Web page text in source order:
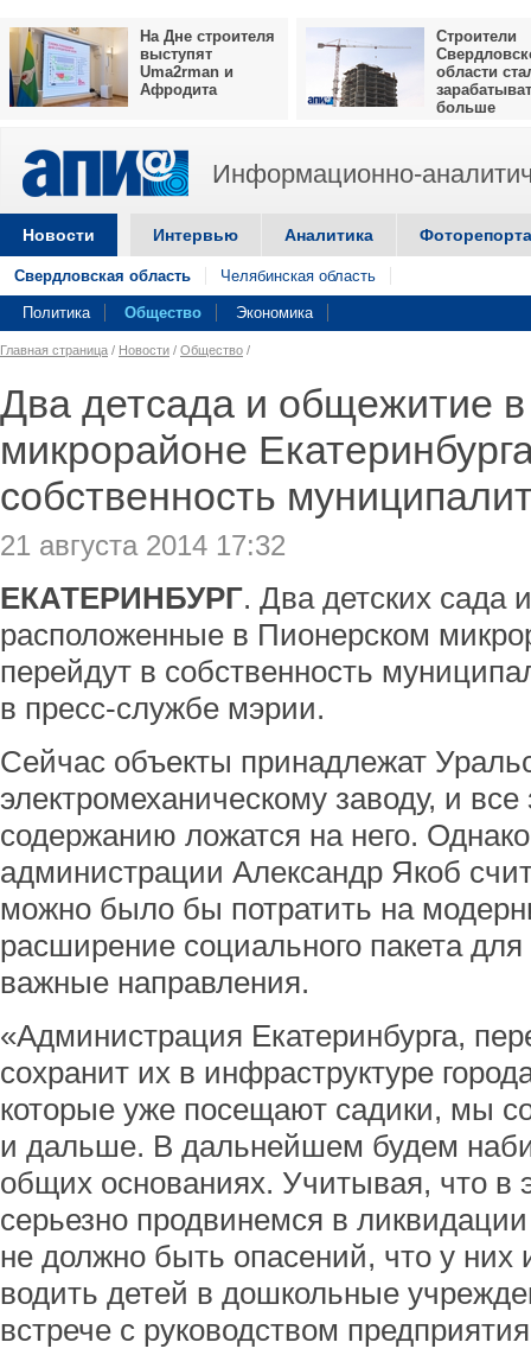
На Дне строителя
выступят
Uma2rman и
Афродита
Строители
области
больше
Информационно-
Новости Интервью Аналитика
Свердловская область Челябинская область
Политика Общество Экономика
Главная страница / Новости / Общество /
Два детсада и общежитие
микрорайоне
собственность
21 августа 2014 17:32
ЕКАТЕРИНБУРГ. Два детских сада
расположенные в Пионерском
перейдут в собственность
в пресс-службе мэрии.
Сейчас объекты принадлежат
электромеханическому заводу, и все
содержанию ложатся на него. Однако
администрации Александр Якоб
можно было бы потратить на
расширение социального пакета
важные направления.
«Администрация Екатеринбурга,
сохранит их в инфраструктуре
которые уже посещают садики, мы
и дальше. В дальнейшем будем
общих основаниях. Учитывая, что в
серьезно продвинемся в
не должно быть опасений, что у них
водить детей в дошкольные
встрече с руководством